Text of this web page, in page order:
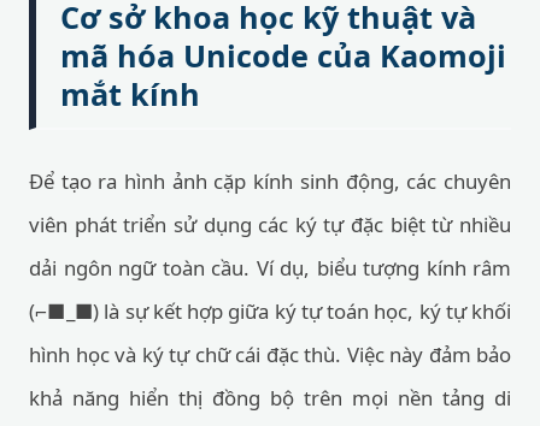
Cơ sở khoa học kỹ thuật và
mã hóa Unicode của Kaomoji
mắt kính
Để tạo ra hình ảnh cặp kính sinh động, các chuyên
viên phát triển sử dụng các ký tự đặc biệt từ nhiều
dải ngôn ngữ toàn cầu. Ví dụ, biểu tượng kính râm
(⌐■_■) là sự kết hợp giữa ký tự toán học, ký tự khối
hình học và ký tự chữ cái đặc thù. Việc này đảm bảo
khả năng hiển thị đồng bộ trên mọi nền tảng di